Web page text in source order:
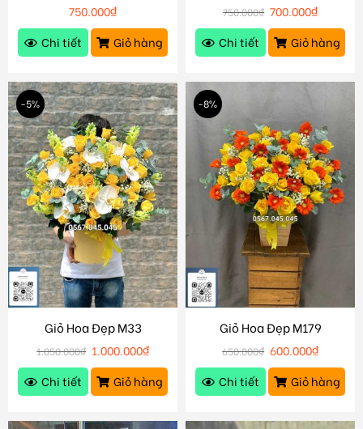
750.000₫
Chi tiết
Giỏ hàng
750.000₫ 700.000₫
Chi tiết
Giỏ hàng
-5%
Giỏ Hoa Đẹp M33
1.050.000₫ 1.000.000₫
Chi tiết
Giỏ hàng
-8%
Giỏ Hoa Đẹp M179
650.000₫ 600.000₫
Chi tiết
Giỏ hàng